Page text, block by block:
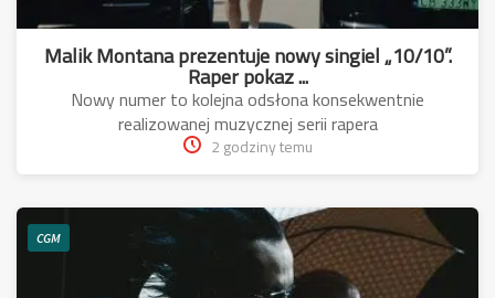
Malik Montana prezentuje nowy singiel „10/10”.
Raper pokaz ...
Nowy numer to kolejna odsłona konsekwentnie
realizowanej muzycznej serii rapera
2 godziny temu
CGM